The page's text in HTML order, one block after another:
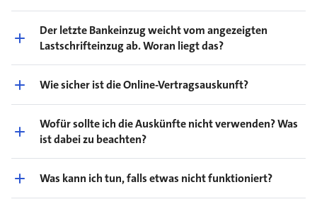
Der letzte Bankeinzug weicht vom angezeigten
Lastschrifteinzug ab. Woran liegt das?
Wie sicher ist die Online-Vertragsauskunft?
Wofür sollte ich die Auskünfte nicht verwenden? Was
ist dabei zu beachten?
Was kann ich tun, falls etwas nicht funktioniert?